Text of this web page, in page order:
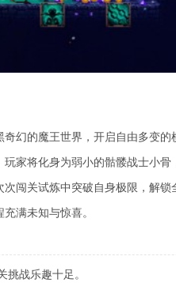
幻的魔王世界，开启自由多变
家将化身为弱小的骷髅战士小
闯关试炼中突破自身极限，解
满未知与惊喜。
战乐趣十足。